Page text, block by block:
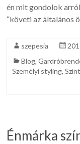
én mit gondolok
“követi az általános
szepesia
Blog,
Személyi styling,
Énmárka